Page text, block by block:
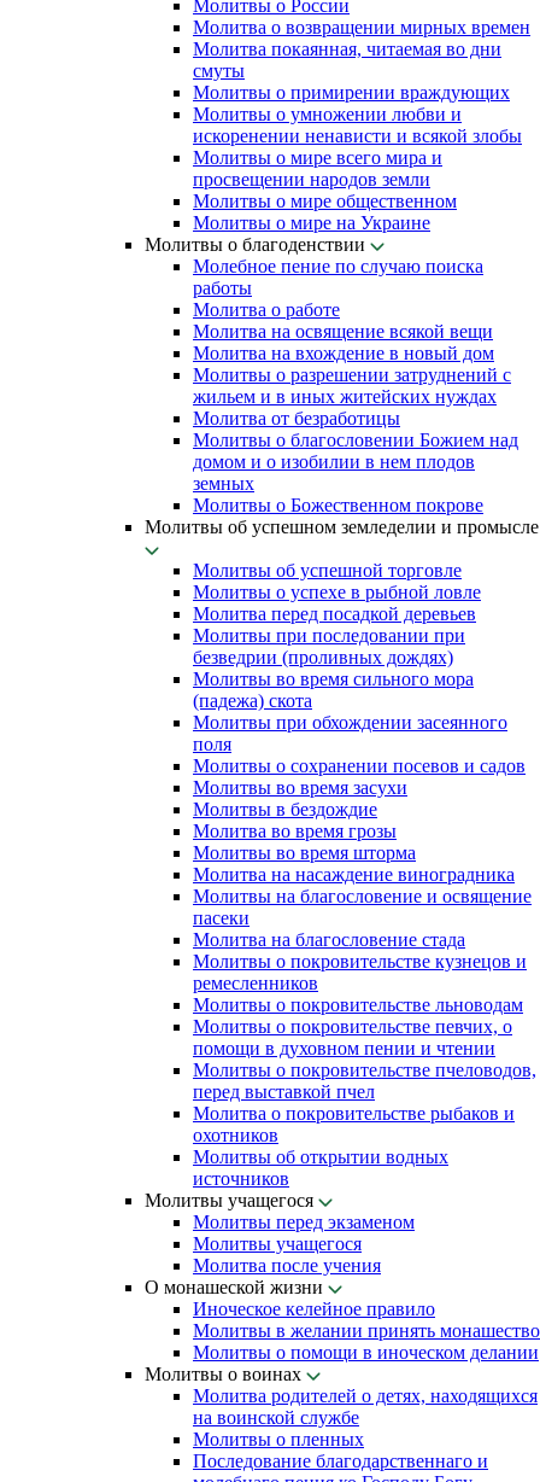
Молитвы о России
Молитва о возвращении мирных времен
Молитва покаянная, читаемая во дни
смуты
Молитвы о примирении враждующих
Молитвы о умножении любви и
искоренении ненависти и всякой злобы
Молитвы о мире всего мира и
просвещении народов земли
Молитвы о мире общественном
Молитвы о мире на Украине
Молитвы о благоденствии
Молебное пение по случаю поиска
работы
Молитва о работе
Молитва на освящение всякой вещи
Молитва на вхождение в новый дом
Молитвы о разрешении затруднений с
жильем и в иных житейских нуждах
Молитва от безработицы
Молитвы о благословении Божием над
домом и о изобилии в нем плодов
земных
Молитвы о Божественном покрове
Молитвы об успешном земледелии и промысле
Молитвы об успешной торговле
Молитвы о успехе в рыбной ловле
Молитва перед посадкой деревьев
Молитвы при последовании при
безведрии (проливных дождях)
Молитвы во время сильного мора
(падежа) скота
Молитвы при обхождении засеянного
поля
Молитвы о сохранении посевов и садов
Молитвы во время засухи
Молитвы в бездождие
Молитва во время грозы
Молитвы во время шторма
Молитва на насаждение виноградника
Молитвы на благословение и освящение
пасеки
Молитва на благословение стада
Молитвы о покровительстве кузнецов и
ремесленников
Молитвы о покровительстве льноводам
Молитвы о покровительстве певчих, о
помощи в духовном пении и чтении
Молитвы о покровительстве пчеловодов,
перед выставкой пчел
Молитва о покровительстве рыбаков и
охотников
Молитвы об открытии водных
источников
Молитвы учащегося
Молитвы перед экзаменом
Молитвы учащегося
Молитва после учения
О монашеской жизни
Иноческое келейное правило
Молитвы в желании принять монашество
Молитвы о помощи в иноческом делании
Молитвы о воинах
Молитва родителей о детях, находящихся
на воинской службе
Молитвы о пленных
Последование благодарственнаго и